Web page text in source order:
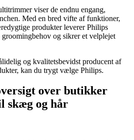
viser de endnu engang,
Med en bred vifte af funktioner,
produkter leverer Philips
og sikrer et velplejet
og kvalitetsbevidst producent af
kan du trygt vælge Philips.
over butikker
skæg og hår